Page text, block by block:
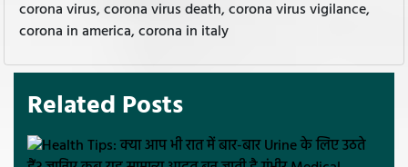
corona virus, corona virus death, corona virus vigilance,
corona in america, corona in italy
Related Posts